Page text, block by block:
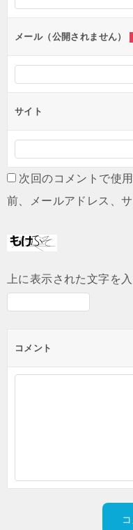
ョ
ンメール（公開されません）
サイト
次回のコメントで使
前、メールアドレス、
上に表示された文字を
コメント